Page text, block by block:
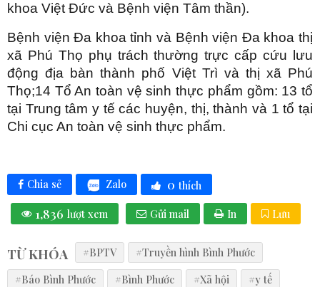
khoa Việt Đức và Bệnh viện Tâm thần).
Bệnh viện Đa khoa tỉnh và Bệnh viện Đa khoa thị
xã Phú Thọ phụ trách thường trực cấp cứu lưu
động địa bàn thành phố Việt Trì và thị xã Phú
Thọ;14 Tổ An toàn vệ sinh thực phẩm gồm: 13 tổ
tại Trung tâm y tế các huyện, thị, thành và 1 tổ tại
Chi cục An toàn vệ sinh thực phẩm.
Chia sẻ Zalo 0 thích
1,836 lượt xem Gửi mail In Lưu
TỪ KHÓA #BPTV
#Truyền hình Bình Phước
#Báo Bình Phước
#Bình Phước #Xã hội #y tế